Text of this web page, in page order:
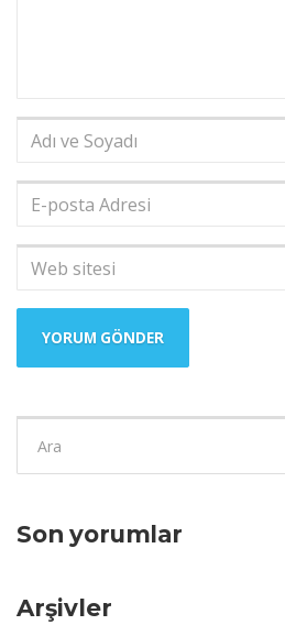
Adı
Soyadı*
posta
Adresi*
Web
ara:
Son yorumlar
Arşivler